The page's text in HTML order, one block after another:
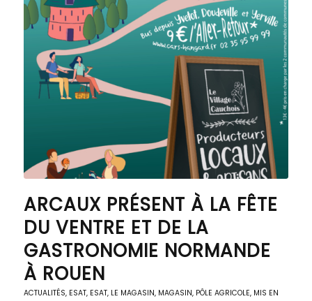
ARCAUX PRÉSENT À LA FÊTE
DU VENTRE ET DE LA
GASTRONOMIE NORMANDE
À ROUEN
ACTUALITÉS, ESAT, ESAT, LE MAGASIN, MAGASIN, PÔLE AGRICOLE, MIS EN